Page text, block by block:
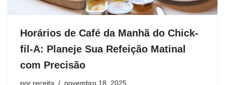
Horários de Café da Manhã do Chick-
fil-A: Planeje Sua Refeição Matinal
com Precisão
por receita novembro 18, 2025